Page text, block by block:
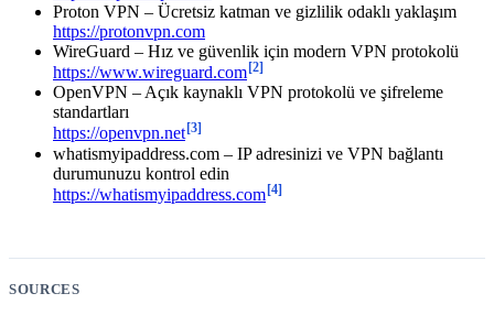
Proton VPN – Ücretsiz katman ve gizlilik odaklı yaklaşım
https://protonvpn.com
WireGuard – Hız ve güvenlik için modern VPN protokolü
https://www.wireguard.com [2]
OpenVPN – Açık kaynaklı VPN protokolü ve şifreleme
standartları
https://openvpn.net [3]
whatismyipaddress.com – IP adresinizi ve VPN bağlantı
durumunuzu kontrol edin
https://whatismyipaddress.com [4]
SOURCES